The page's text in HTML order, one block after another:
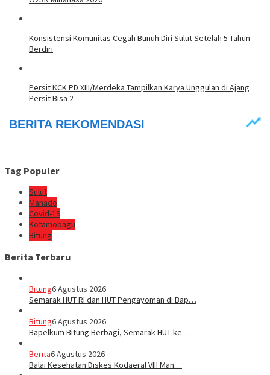
Konsistensi Komunitas Cegah Bunuh Diri Sulut Setelah 5 Tahun
Berdiri
Persit KCK PD XIII/Merdeka Tampilkan Karya Unggulan di Ajang
Persit Bisa 2
Tag Populer
Sulut
Manado
Covid-19
Kotamobagu
Bitung
Berita Terbaru
Bitung6 Agustus 2026
Semarak HUT RI dan HUT Pengayoman di Bap…
Bitung6 Agustus 2026
‎Bapelkum Bitung Berbagi, Semarak HUT ke…
Berita6 Agustus 2026
Balai Kesehatan Diskes Kodaeral VIII Man…